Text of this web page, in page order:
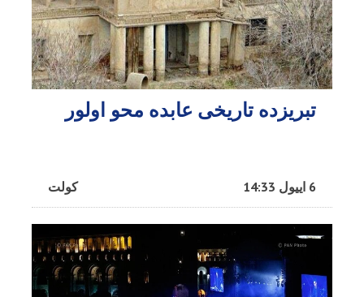
تبریزده تاریخی عابده محو اولور
کولت 6 اییول 14:33